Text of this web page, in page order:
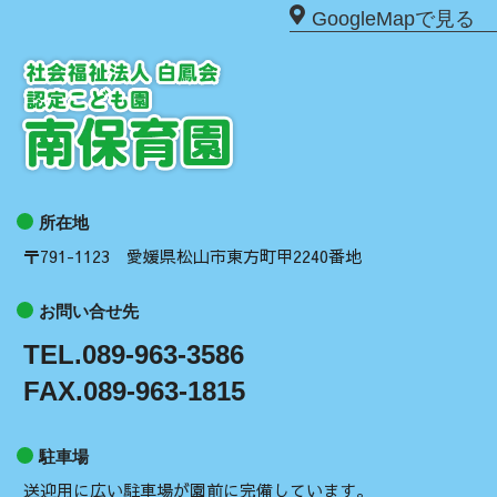
GoogleMapで見る
所在地
〒791-1123 愛媛県松山市東方町甲2240番地
お問い合せ先
TEL.089-963-3586
FAX.089-963-1815
駐車場
送迎用に広い駐車場が園前に完備しています。